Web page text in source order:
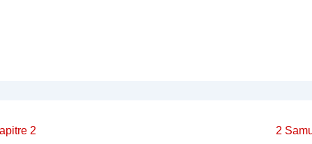
2
Next
2